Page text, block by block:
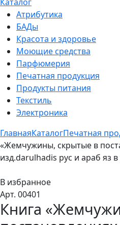
Атрибутика
БАДы
Красота и здоровье
Моющие средства
Парфюмерия
Печатная продукция
Продукты питания
Текстиль
Электроника
ГлавнаяКаталогПечатная
«Жемчужины, скрытые в
изд.darulhadis рус и араб яз
В избранное
Арт. 00401
Книга